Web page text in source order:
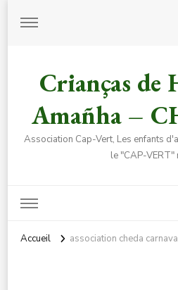
Crianças de
Amañha –
Association Cap-Vert, Les enfants
le "CAP-VERT"
Accueil association cheda